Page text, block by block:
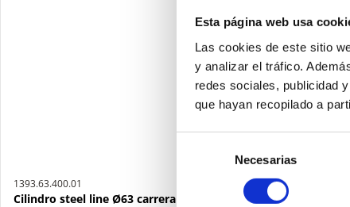
Esta página web usa
Las cookies de este sitio
y analizar el tráfico.
redes sociales, publicidad
que hayan recopilado a
consentimiento
Necesarias
1393.63.400.01
Cilindro steel line Ø63 carrera 400 versión base magnético,